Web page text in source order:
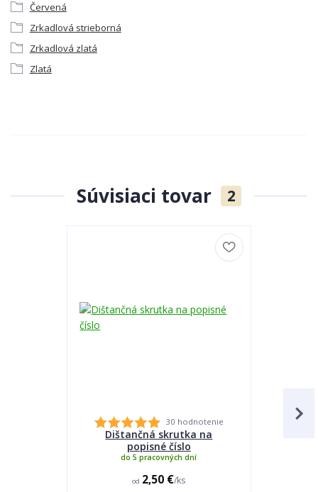
Červená
Zrkadlová strieborná
Zrkadlová zlatá
Zlatá
Súvisiaci tovar 2
30 hodnotenie
Dištančná skrutka na
popisné číslo
od 2,50 €/ks
do 5 pracovných dní